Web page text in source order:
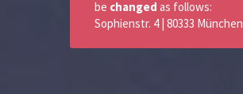
be changed as follows:
Sophienstr. 4 | 80333 München